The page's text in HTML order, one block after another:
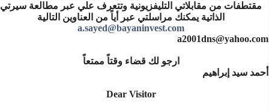
مقتطفات من مقابلاتي التليفزيونية وتتعرف علي عبر مطالعة سيرتي
الذاتية يمكنك مراسلتي عبر أياً من العناوين التالية
a.sayed@bayaninvest.com
a2001dns@yahoo.com
ارجو لك قضاء وقتاً ممتعاً
أحمد سيد إبراهيم
Dear Visitor